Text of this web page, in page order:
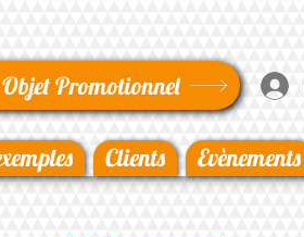
Clients Evènements
Promotionnel